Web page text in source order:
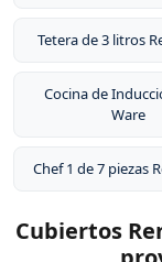
Tetera de 3 litros
Cocina de
Ware
Chef 1 de 7 piezas
Cubiertos